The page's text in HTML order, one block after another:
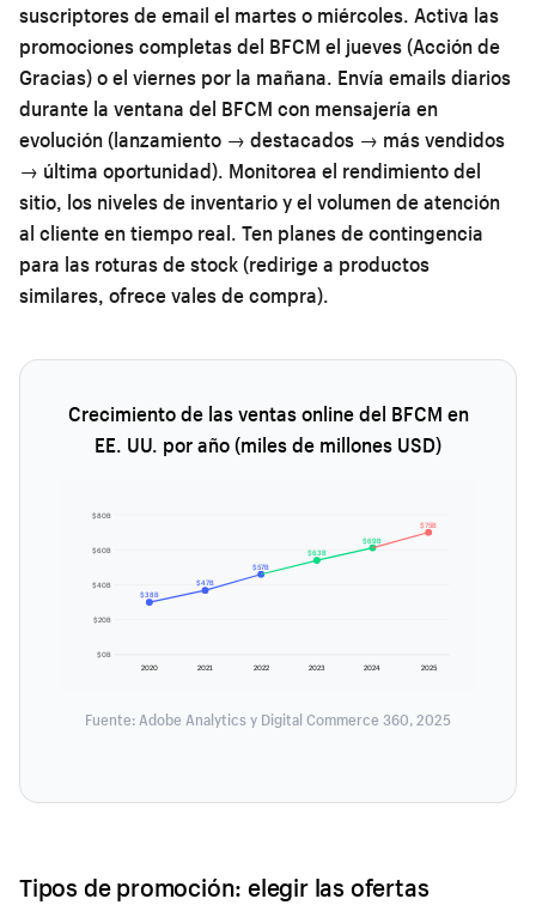
suscriptores de email el martes o miércoles. Activa las
promociones completas del BFCM el jueves (Acción de
Gracias) o el viernes por la mañana. Envía emails diarios
durante la ventana del BFCM con mensajería en
evolución (lanzamiento → destacados → más vendidos
→ última oportunidad). Monitorea el rendimiento del
sitio, los niveles de inventario y el volumen de atención
al cliente en tiempo real. Ten planes de contingencia
para las roturas de stock (redirige a productos
similares, ofrece vales de compra).
Crecimiento de las ventas online del BFCM en
EE. UU. por año (miles de millones USD)
$0B
$20B
$40B
$60B
$80B
$38B
$47B
$57B
$63B
$69B
$75B
2020 2021 2022 2023 2024 2025
Fuente: Adobe Analytics y Digital Commerce 360, 2025
Tipos de promoción: elegir las ofertas